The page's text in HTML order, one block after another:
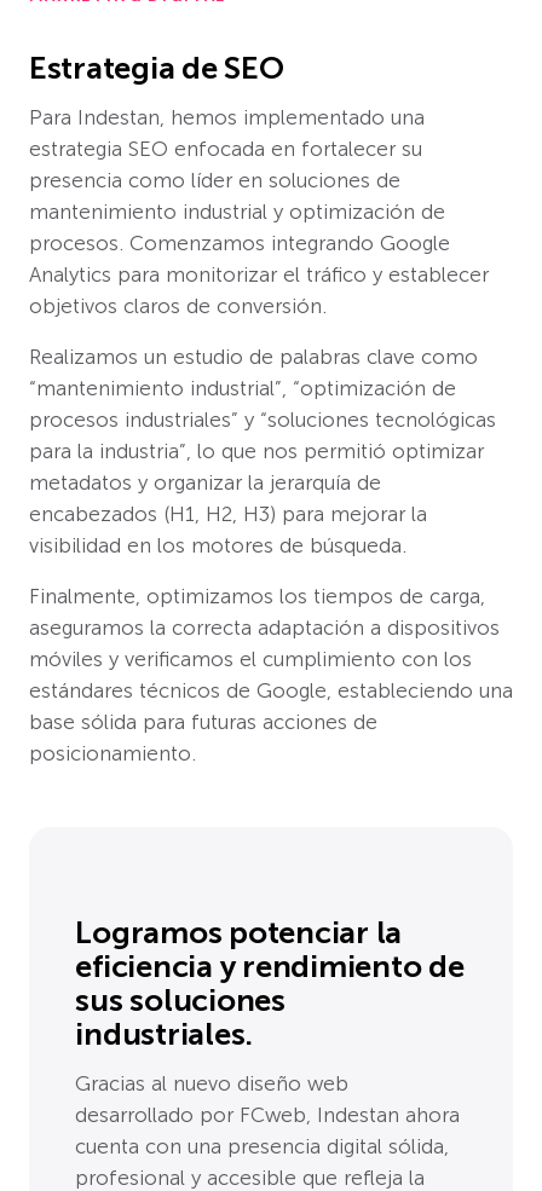
Estrategia de SEO
Para Indestan, hemos implementado una
estrategia SEO enfocada en fortalecer su
presencia como líder en soluciones de
mantenimiento industrial y optimización de
procesos. Comenzamos integrando Google
Analytics para monitorizar el tráfico y establecer
objetivos claros de conversión.
Realizamos un estudio de palabras clave como
“mantenimiento industrial”, “optimización de
procesos industriales” y “soluciones tecnológicas
para la industria”, lo que nos permitió optimizar
metadatos y organizar la jerarquía de
encabezados (H1, H2, H3) para mejorar la
visibilidad en los motores de búsqueda.
Finalmente, optimizamos los tiempos de carga,
aseguramos la correcta adaptación a dispositivos
móviles y verificamos el cumplimiento con los
estándares técnicos de Google, estableciendo una
base sólida para futuras acciones de
posicionamiento.
Logramos potenciar la
eficiencia y rendimiento de
sus soluciones
industriales.
Gracias al nuevo diseño web
desarrollado por FCweb, Indestan ahora
cuenta con una presencia digital sólida,
profesional y accesible que refleja la